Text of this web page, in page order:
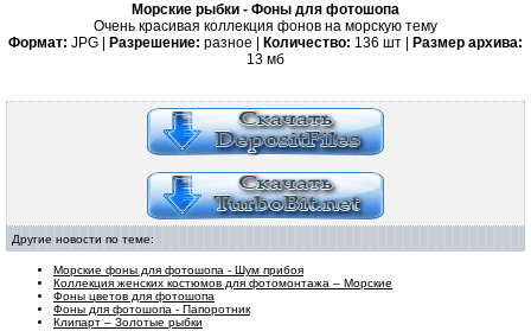
Морские рыбки - Фоны для фотошопа
Очень красивая коллекция фонов на морскую тему
Формат: JPG | Разрешение: разное | Количество: 136 шт |
Размер архива:
13 мб
Другие новости по теме:
Морские фоны для фотошопа - Шум прибоя
Коллекция женских костюмов для фотомонтажа – Морские
Фоны цветов для фотошопа
Фоны для фотошопа - Папоротник
Клипарт – Золотые рыбки